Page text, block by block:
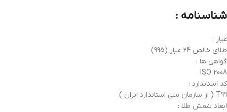
شناسنامه :
عیار :
طلای خالص 24 عیار (995)
گواهی ها :
ISO 2008
کد استاندارد :
T99 ( از سازمان ملی استاندارد ایران )
ابعاد شمش طلا :